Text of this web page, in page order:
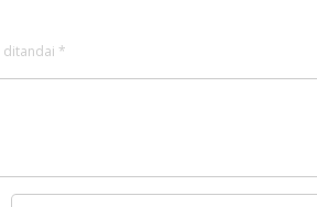
ditandai *